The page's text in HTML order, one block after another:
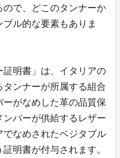
ので、どこのタンナーか
ル的な要素もありま
証明書」は、イタリアの
ンナーが所属する組合
がなめした革の品質保
バーが供給するレザー
なめされたベジタブル
明書が付与されます。